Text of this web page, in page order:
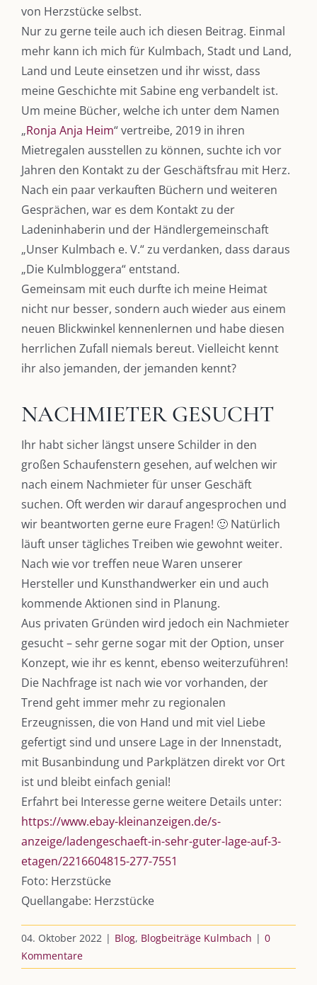
von Herzstücke selbst.
Nur zu gerne teile auch ich diesen Beitrag. Einmal
mehr kann ich mich für Kulmbach, Stadt und Land,
Land und Leute einsetzen und ihr wisst, dass
meine Geschichte mit Sabine eng verbandelt ist.
Um meine Bücher, welche ich unter dem Namen
„Ronja Anja Heim“ vertreibe, 2019 in ihren
Mietregalen ausstellen zu können, suchte ich vor
Jahren den Kontakt zu der Geschäftsfrau mit Herz.
Nach ein paar verkauften Büchern und weiteren
Gesprächen, war es dem Kontakt zu der
Ladeninhaberin und der Händlergemeinschaft
„Unser Kulmbach e. V.“ zu verdanken, dass daraus
„Die Kulmbloggera“ entstand.
Gemeinsam mit euch durfte ich meine Heimat
nicht nur besser, sondern auch wieder aus einem
neuen Blickwinkel kennenlernen und habe diesen
herrlichen Zufall niemals bereut. Vielleicht kennt
ihr also jemanden, der jemanden kennt?
NACHMIETER GESUCHT
Ihr habt sicher längst unsere Schilder in den
großen Schaufenstern gesehen, auf welchen wir
nach einem Nachmieter für unser Geschäft
suchen. Oft werden wir darauf angesprochen und
wir beantworten gerne eure Fragen! 🙂 Natürlich
läuft unser tägliches Treiben wie gewohnt weiter.
Nach wie vor treffen neue Waren unserer
Hersteller und Kunsthandwerker ein und auch
kommende Aktionen sind in Planung.
Aus privaten Gründen wird jedoch ein Nachmieter
gesucht – sehr gerne sogar mit der Option, unser
Konzept, wie ihr es kennt, ebenso weiterzuführen!
Die Nachfrage ist nach wie vor vorhanden, der
Trend geht immer mehr zu regionalen
Erzeugnissen, die von Hand und mit viel Liebe
gefertigt sind und unsere Lage in der Innenstadt,
mit Busanbindung und Parkplätzen direkt vor Ort
ist und bleibt einfach genial!
Erfahrt bei Interesse gerne weitere Details unter:
https://www.ebay-kleinanzeigen.de/s-
anzeige/ladengeschaeft-in-sehr-guter-lage-auf-3-
etagen/2216604815-277-7551
Foto: Herzstücke
Quellangabe: Herzstücke
04. Oktober 2022 | Blog, Blogbeiträge Kulmbach | 0
Kommentare
DIE KULMBLOGGERA
Kulmbloggera
Podcast
Kooperationen
vkfk
Leistungen – Buchungen
AKTUELLES
Immer die passende Geschenkidee – für jeden Anlass